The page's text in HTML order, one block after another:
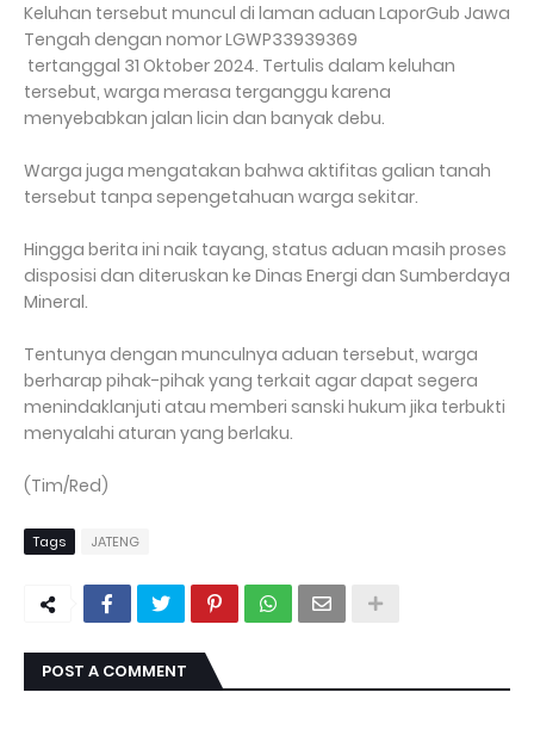
Keluhan tersebut muncul di laman aduan LaporGub Jawa
Tengah dengan nomor LGWP33939369
tertanggal 31 Oktober 2024. Tertulis dalam keluhan
tersebut, warga merasa terganggu karena
menyebabkan jalan licin dan banyak debu.
Warga juga mengatakan bahwa aktifitas galian tanah
tersebut tanpa sepengetahuan warga sekitar.
Hingga berita ini naik tayang, status aduan masih proses
disposisi dan diteruskan ke Dinas Energi dan Sumberdaya
Mineral.
Tentunya dengan munculnya aduan tersebut, warga
berharap pihak-pihak yang terkait agar dapat segera
menindaklanjuti atau memberi sanski hukum jika terbukti
menyalahi aturan yang berlaku.
(Tim/Red)
Tags JATENG
POST A COMMENT